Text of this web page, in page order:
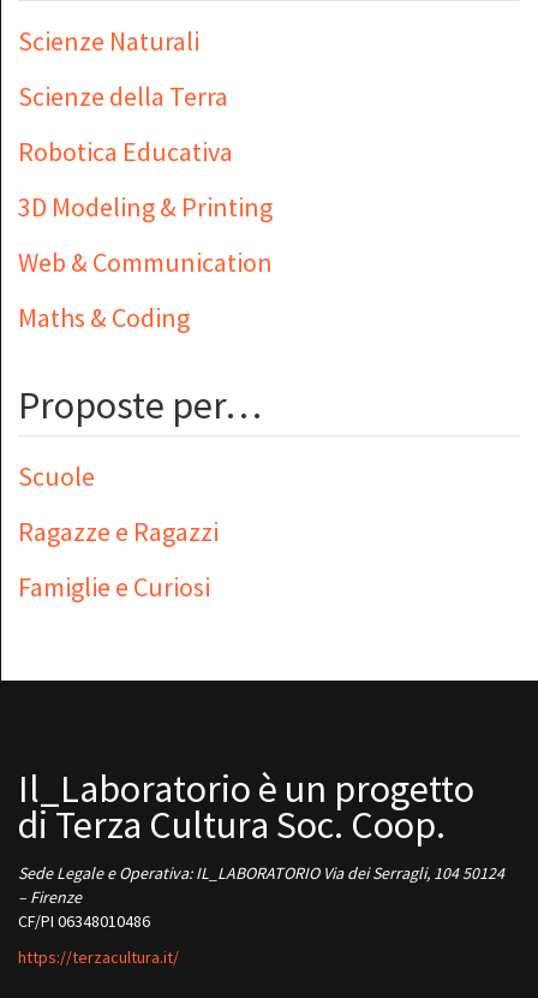
Scienze Naturali
Scienze della Terra
Robotica Educativa
3D Modeling & Printing
Web & Communication
Maths & Coding
Proposte per…
Scuole
Ragazze e Ragazzi
Famiglie e Curiosi
Il_Laboratorio è un progetto
di Terza Cultura Soc. Coop.
Sede Legale e Operativa: IL_LABORATORIO Via dei Serragli, 104 50124
– Firenze
CF/PI 06348010486
https://terzacultura.it/